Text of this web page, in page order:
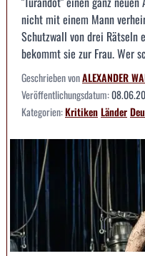
nicht mit einem Mann
Schutzwall von drei Rätseln
bekommt sie zur Frau. Wer
Geschrieben vonALEXANDER
Veröffentlichungsdatum:
Kategorien:KritikenLänder